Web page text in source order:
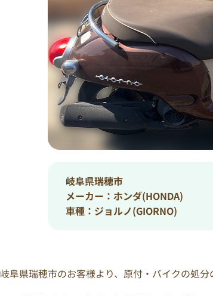
岐阜県瑞穂市
メーカー：ホンダ(HONDA)
車種：ジョルノ(GIORNO)
岐阜県瑞穂市のお客様より、原付・バイクの処分